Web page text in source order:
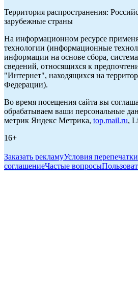
Территория распространения:
зарубежные страны
На информационном ресурсе
технологии (информационные
информации на основе сбора,
сведений, относящихся к
"Интернет", находящихся на
Федерации).
Во время посещения сайта вы
обрабатываем ваши персональные
метрик Яндекс Метрика, top.mail.ru,
16+
Заказать рекламуУсловия перепечатки
соглашениеЧастые вопросы